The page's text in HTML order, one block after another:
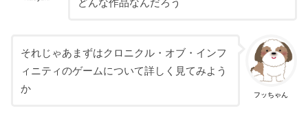
どんな作品なんだろう
フッちゃん
それじゃあまずはクロニクル・オブ・インフ
ィニティのゲームについて詳しく見てみよう
か